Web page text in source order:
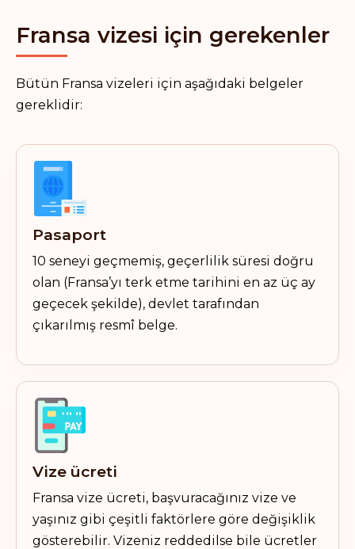
Fransa vizesi için gerekenler
Bütün Fransa vizeleri için aşağıdaki belgeler
gereklidir:
Pasaport
10 seneyi geçmemiş, geçerlilik süresi doğru
olan (Fransa’yı terk etme tarihini en az üç ay
geçecek şekilde), devlet tarafından
çıkarılmış resmî belge.
Vize ücreti
Fransa vize ücreti, başvuracağınız vize ve
yaşınız gibi çeşitli faktörlere göre değişiklik
gösterebilir. Vizeniz reddedilse bile ücretler